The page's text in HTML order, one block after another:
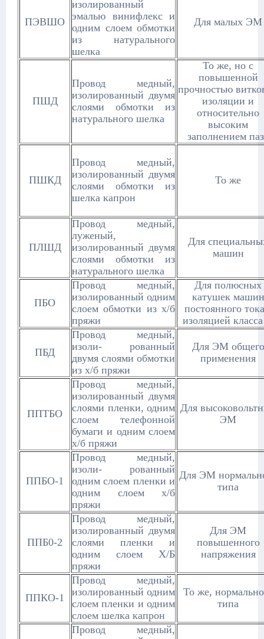
ПЭВШО
изолированный
эмалью винифлекс и
одним слоем обмотки
из натурального
шелка
Для малых ЭМ
ПШД
Провод медный,
изолированный двумя
слоями обмотки из
натурального шелка
То же, но с
повышенной
прочностью
изоляции и
относительно
высоким
заполнением
ПШКД
Провод медный,
изолированный двумя
слоями обмотки из
шелка капрон
То же
ПЛШД
Провод медный,
луженый,
изолированный двумя
слоями обмотки из
натурального шелка
Для
машин
ПБО
Провод медный,
изолированный одним
слоем обмотки из х/б
пряжи
Для полюсных
катушек машин
постоянного
изоляцией
ПБД
Провод медный,
изоли- рованный
двумя слоями обмотки
из х/б пряжи
Для ЭМ общего
применения
ППТБО
Провод медный,
изолированный двумя
слоями пленки, одним
слоем телефонной
бумаги и одним слоем
х/б пряжи
Для
ЭМ
ППБО-1
Провод медный,
изоли- рованный
одним слоем пленки и
одним слоем х/б
пряжи
Для ЭМ
типа
ППБ0-2
Провод медный,
изолированный двумя
слоями пленки и
одним слоем Х/Б
пряжи
Для ЭМ
повышенного
напряжения
ППКО-1
Провод медный,
изолированный одним
слоем пленки и одним
слоем шелка капрон
То же,
типа
Провод медный,